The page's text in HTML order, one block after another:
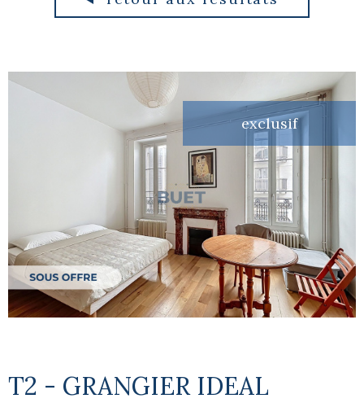
exclusif
T2 - GRANGIER IDEAL